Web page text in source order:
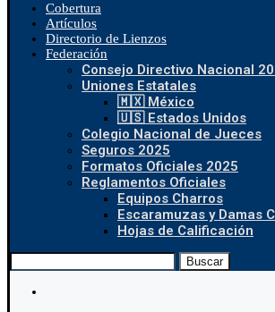
Cobertura
Artículos
Directorio de Lienzos
Federación
Consejo Directivo Nacional
Uniones Estatales
🇲🇽 México
🇺🇸 Estados Unidos
Colegio Nacional de Jueces
Seguros 2025
Formatos Oficiales 2025
Reglamentos Oficiales
Equipos Charros
Escaramuzas y Damas
Hojas de Calificación
Buscar